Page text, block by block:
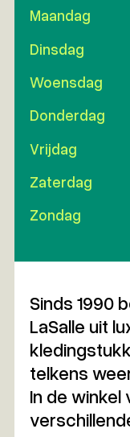
Sinds 1990
LaSalle uit
telkens
In de winkel
Maandag
Dinsdag
Woensdag
Donderdag
Vrijdag
Zaterdag
Zondag